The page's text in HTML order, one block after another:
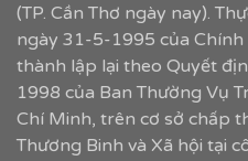
(TP. Cần Thơ ngày nay).
ngày 31-5-1995 của Chính
thành lập lại theo Quyết
1998 của Ban Thường Vụ
Chí Minh, trên cơ sở chấp
Thương Binh và Xã hội tại